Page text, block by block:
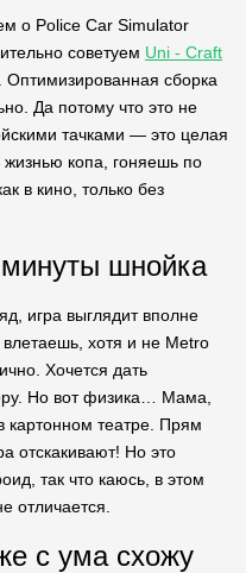
о Police Car Simulator
советуем Uni - Craft
. Оптимизированная сборка
Да потому что это не
тачками — это целая
копа, гоняешь по
в кино, только без
шнойка
игра выглядит вполне
хотя и не Metro
Хочется дать
Но вот физика… Мама,
картонном театре. Прям
отскакивают! Но это
так что каюсь, в этом
отличается.
с ума схожу